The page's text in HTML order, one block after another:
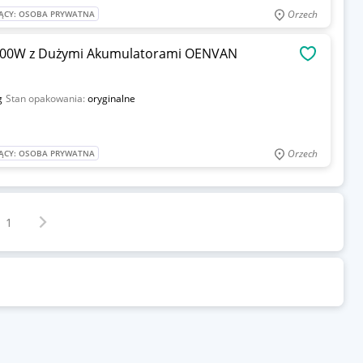
OSOBA PRYWATNA Orzech
z Dużymi Akumulatorami OENVAN
Stan opakowania:oryginalne
OSOBA PRYWATNA Orzech
1 Następna strona